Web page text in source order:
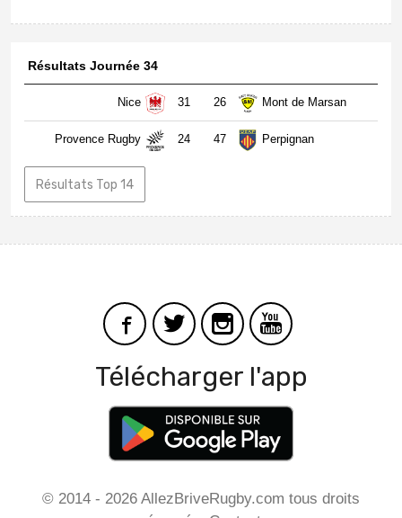
Résultats Journée 34
Nice 31 26 Mont de Marsan
Provence Rugby 24 47 Perpignan
Résultats Top 14
Télécharger l'app
© 2014 - 2026 AllezBriveRugby.com tous droits